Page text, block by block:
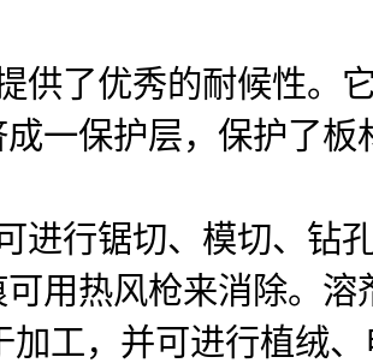
供了优秀的耐候性。
一保护层，保护了
进行锯切、模切、钻
用热风枪来消除。
加工，并可进行植绒